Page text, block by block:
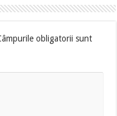
obligatorii sunt